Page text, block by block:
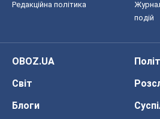
Редакційна політика
подій
OBOZ.UA
Світ
Блоги